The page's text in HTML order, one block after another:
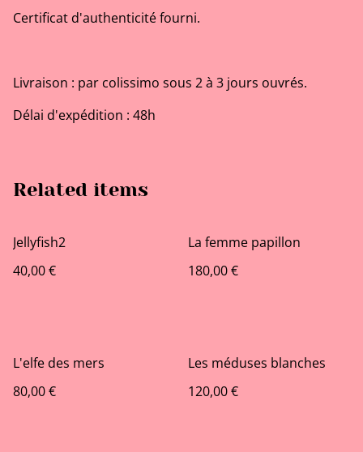
Certificat d'authenticité fourni.
Livraison : par colissimo sous 2 à 3 jours ouvrés.
Délai d'expédition : 48h
Related items
Jellyfish2
40,00 €
La femme papillon
180,00 €
L'elfe des mers
80,00 €
Les méduses blanches
120,00 €